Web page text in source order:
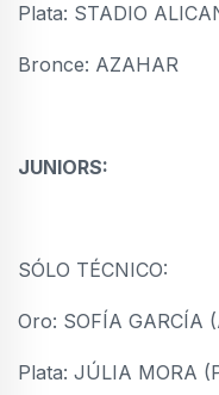
Plata: STADIO
Bronce: AZAHAR
JUNIORS:
SÓLO TÉCNICO:
Oro: SOFÍA GARCÍA
Plata: JÚLIA MORA